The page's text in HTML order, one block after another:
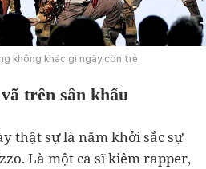
không khác gì ngày còn trẻ
trên sân khấu
thật sự là năm khởi sắc sự
Là một ca sĩ kiêm rapper,